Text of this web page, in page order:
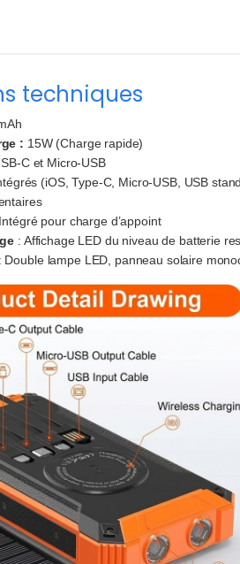
techniques
: 15W (Charge rapide)
C et Micro-USB
(iOS, Type-C, Micro-USB, USB
Intégré pour charge d’appoint
: Affichage LED du niveau de batterie
: Double lampe LED, panneau solaire